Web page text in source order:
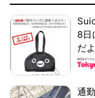
8日
だ
通